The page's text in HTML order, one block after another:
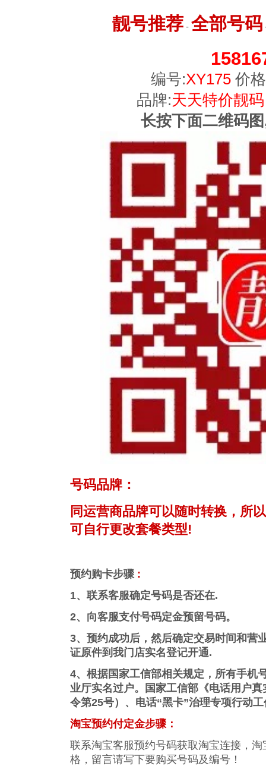
靓号推荐- 全部号码
编号:XY175价
品牌:天天特价靓码
长按下面二维码
号码品牌：
同运营商品牌可以随时转换，所
可自行更改套餐类型!
预约购卡步骤:
1、联系客服确定号码是否还在.
2、向客服支付号码定金预留号码。
3、预约成功后，然后确定交易时间和营
证原件到我门店实名登记开通.
4、根据国家工信部相关规定，所有手机
业厅实名过户。国家工信部《电话用户
令第25号）、电话“黑卡”治理专项行动
淘宝预约付定金步骤：
联系淘宝客服预约号码获取淘宝连接，
格，留言请写下要购买号码及编号！